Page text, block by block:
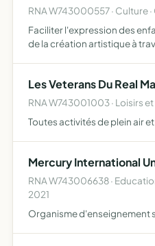
RNA W743000557 · Culture ·
Faciliter l'expression des
de la création artistique à
Les Veterans Du Real
RNA W743001003 · Loisirs
Toutes activités de plein air
Mercury International
RNA W743006638 ·
2021
Organisme d'enseignement